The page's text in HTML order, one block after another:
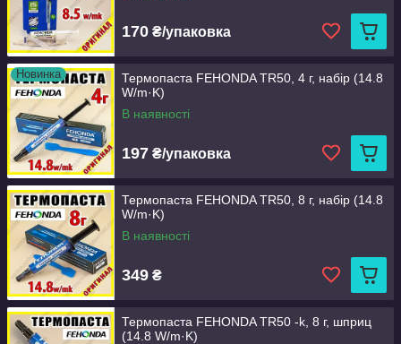
170 ₴/упаковка
Новинка
Термопаста FEHONDA TR50, 4 г, набір (14.8
W/m·K)
В наявності
197 ₴/упаковка
Термопаста FEHONDA TR50, 8 г, набір (14.8
W/m·K)
В наявності
349 ₴
Термопаста FEHONDA TR50 -k, 8 г, шприц
(14.8 W/m·K)